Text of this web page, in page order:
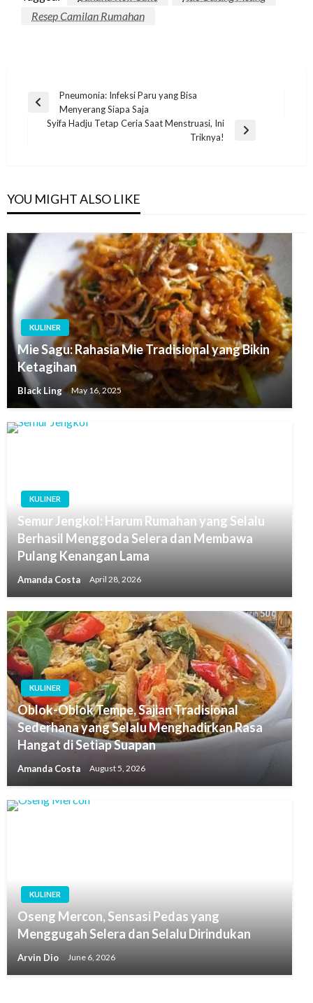
Resep Camilan Rumahan
Post
navigation
Previous
Pneumonia: Infeksi Paru yang Bisa
Menyerang Siapa Saja
Syifa Hadju Tetap Ceria Saat Menstruasi, Ini
Triknya!
YOU MIGHT ALSO LIKE
KULINER
Mie Sagu: Rahasia Mie Tradisional yang Bikin
Ketagihan
Black Ling May 16, 2025
KULINER
Semur Jengkol: Harum Rumahan yang Selalu
Berhasil Menggoda Selera dan Membawa
Pulang Kenangan Lama
Amanda Costa April 28, 2026
KULINER
Oblok-Oblok Tempe, Sajian Tradisional
Sederhana yang Selalu Menghadirkan Rasa
Hangat di Setiap Suapan
Amanda Costa August 5, 2026
KULINER
Oseng Mercon, Sensasi Pedas yang
Menggugah Selera dan Selalu Dirindukan
Arvin Dio June 6, 2026